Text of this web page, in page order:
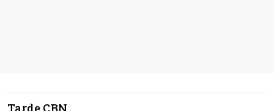
Tarde CBN